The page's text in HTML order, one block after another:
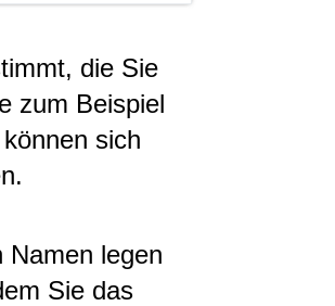
die Sie
zum Beispiel
sich
Namen legen
Sie das